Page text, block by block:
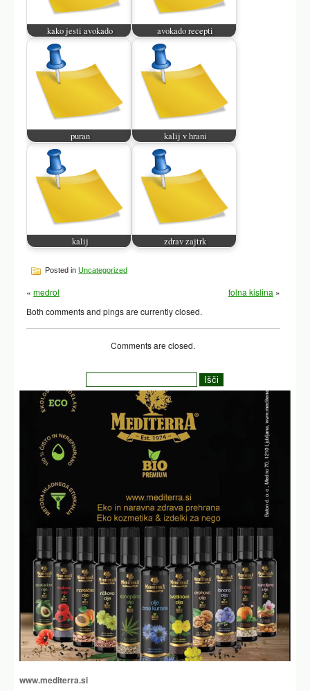
kako jesti avokado avokado recepti
puran kalij v hrani
kalij zdrav zajtrk
Posted inUncategorized
«medrol folna kislina »
Both comments and pings are currently closed.
Comments are closed.
www.mediterra.si